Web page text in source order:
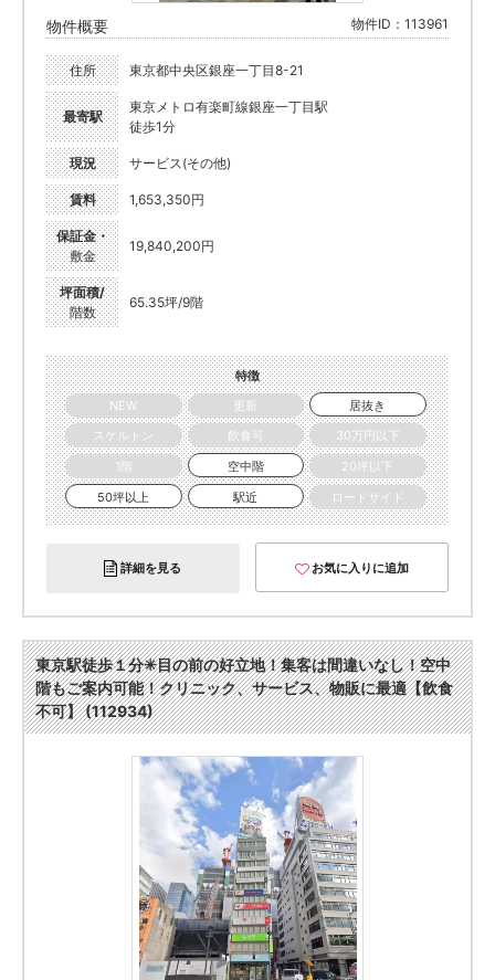
物件概要 物件ID：113961
住所 東京都中央区銀座一丁目8-21
最寄駅
東京メトロ有楽町線銀座一丁目駅
徒歩1分
現況 サービス(その他)
賃料 1,653,350円
保証金・
敷金
19,840,200円
坪面積/
階数
65.35坪/9階
特徴
NEW
更新
居抜き
スケルトン
飲食可
30万円以下
1階
空中階
20坪以下
50坪以上
駅近 ロードサイド
詳細を見る お気に入りに追加
東京駅徒歩１分✳︎目の前の好立地！集客は間違いなし！空中
階もご案内可能！クリニック、サービス、物販に最適【飲食
不可】 (112934)